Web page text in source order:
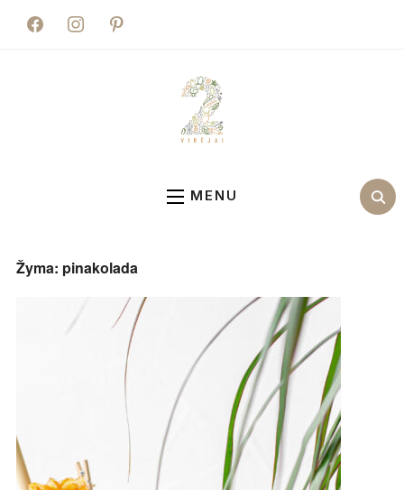
facebookinstagrampinterest
MENU
Žyma: pinakolada